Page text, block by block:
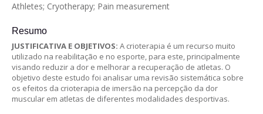
Athletes; Cryotherapy; Pain measurement
Resumo
JUSTIFICATIVA E OBJETIVOS: A crioterapia é um recurso muito
utilizado na reabilitação e no esporte, para este, principalmente
visando reduzir a dor e melhorar a recuperação de atletas. O
objetivo deste estudo foi analisar uma revisão sistemática sobre
os efeitos da crioterapia de imersão na percepção da dor
muscular em atletas de diferentes modalidades desportivas.